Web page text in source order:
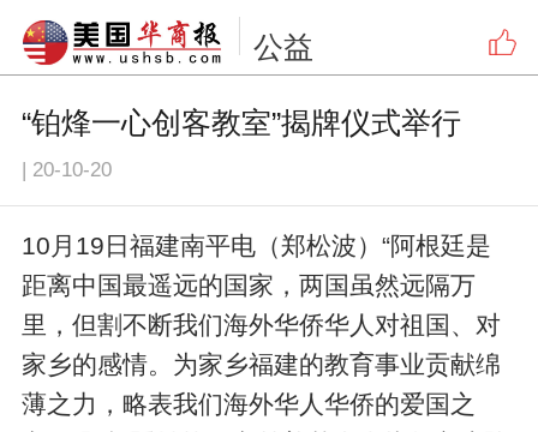
公益
“铂烽一心创客教室”揭牌仪式举行
| 20-10-20
10月19日福建南平电（郑松波）“阿根廷是
距离中国最遥远的国家，两国虽然远隔万
里，但割不断我们海外华侨华人对祖国、对
家乡的感情。为家乡福建的教育事业贡献绵
薄之力，略表我们海外华人华侨的爱国之